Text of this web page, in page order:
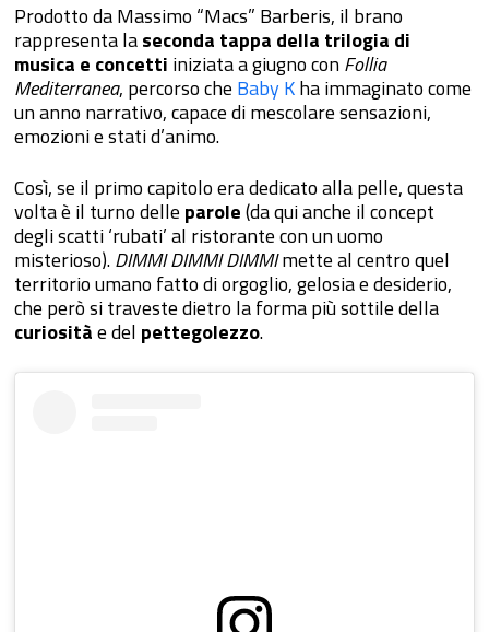
Prodotto da Massimo “Macs” Barberis, il brano
rappresenta laseconda tappa della trilogia di
musica e concetti iniziata a giugno conFollia
Mediterranea, percorso che Baby Kha immaginato come
un anno narrativo, capace di mescolare sensazioni,
emozioni e stati d’animo.
Così, se il primo capitolo era dedicato alla pelle, questa
volta è il turno delle parole(da qui anche il concept
degli scatti ‘rubati’ al ristorante con un uomo
misterioso).DIMMI DIMMI DIMMImette al centro quel
territorio umano fatto di orgoglio, gelosia e desiderio,
che però si traveste dietro la forma più sottile della
curiositàe del pettegolezzo.